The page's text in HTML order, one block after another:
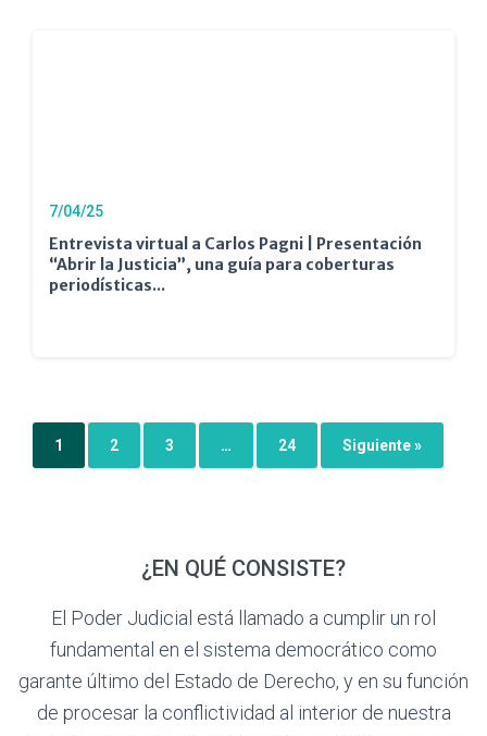
7/04/25
Entrevista virtual a Carlos Pagni | Presentación
“Abrir la Justicia”, una guía para coberturas
periodísticas...
1 2 3 … 24 Siguiente »
¿EN QUÉ CONSISTE?
El Poder Judicial está llamado a cumplir un rol
fundamental en el sistema democrático como
garante último del Estado de Derecho, y en su función
de procesar la conflictividad al interior de nuestra